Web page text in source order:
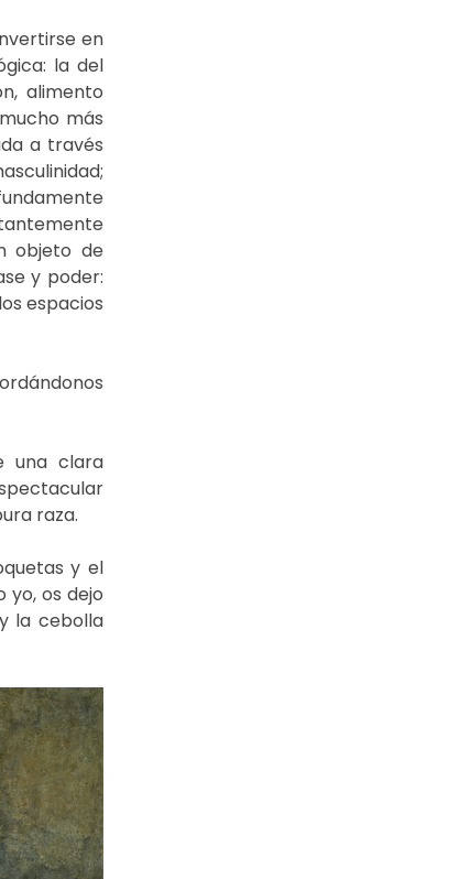
en
la del
alimento
más
a través
objeto de
y poder:
espacios
una clara
raza.
y el
os dejo
la cebolla